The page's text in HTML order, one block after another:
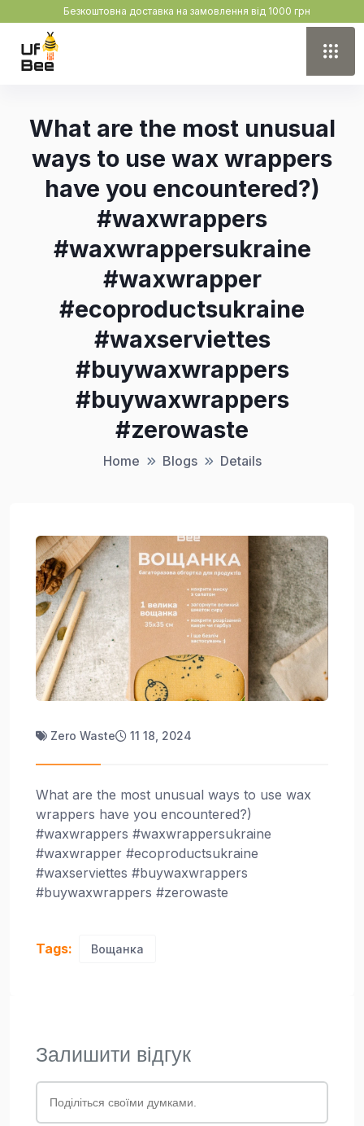
Безкоштовна доставка на замовлення від 1000 грн
What are the most unusual
ways to use wax wrappers
have you encountered?)
#waxwrappers
#waxwrappersukraine
#waxwrapper
#ecoproductsukraine
#waxserviettes
#buywaxwrappers
#buywaxwrappers
#zerowaste
Home Blogs Details
Zero Waste 11 18, 2024
What are the most unusual ways to use wax
wrappers have you encountered?)
#waxwrappers #waxwrappersukraine
#waxwrapper #ecoproductsukraine
#waxserviettes #buywaxwrappers
#buywaxwrappers #zerowaste
Tags: Вощанка